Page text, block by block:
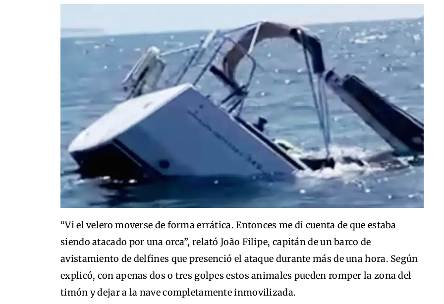
“Vi el velero moverse de forma errática. Entonces me di cuenta de que estaba
siendo atacado por una orca”, relató João Filipe, capitán de un barco de
avistamiento de delfines que presenció el ataque durante más de una hora. Según
explicó, con apenas dos o tres golpes estos animales pueden romper la zona del
timón y dejar a la nave completamente inmovilizada.